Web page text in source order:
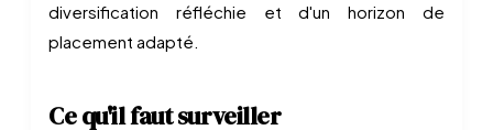
diversification réfléchie et d'un horizon de
placement adapté.
Ce qu'il faut surveiller